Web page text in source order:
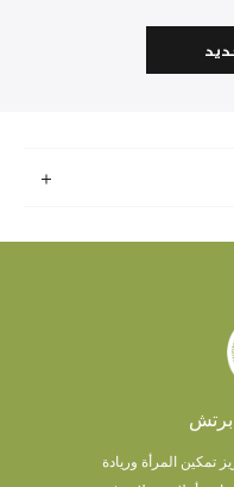
المرأة وريادة